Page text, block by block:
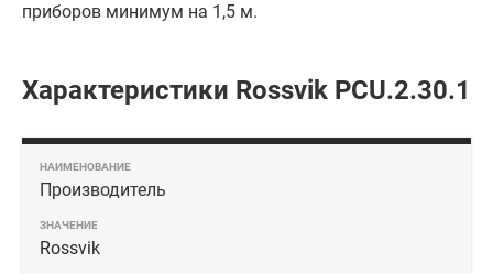
приборов минимум на 1,5 м.
Характеристики Rossvik PCU.2.30.1
Производитель
Rossvik